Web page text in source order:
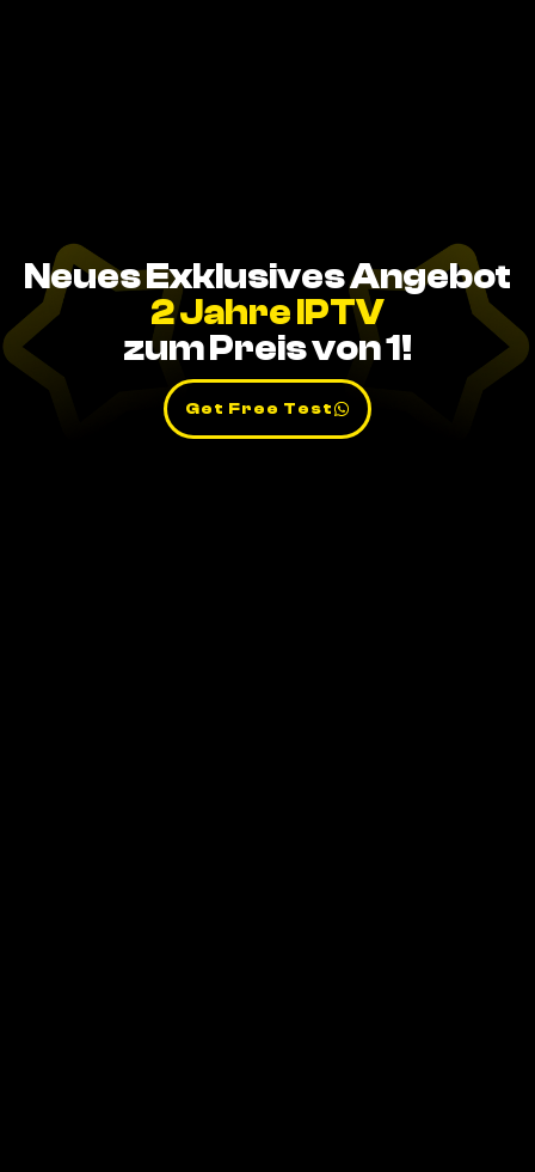
Neues Exklusives Angebot
2 Jahre IPTV
zum Preis von 1!
Get Free Test